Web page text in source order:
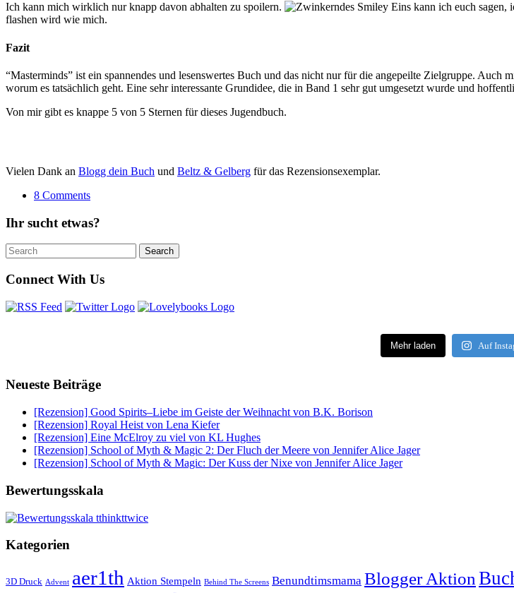
Ich kann mich wirklich nur knapp davon abhalten zu spoilern.
Eins kann ich euch sagen,
flashen wird wie mich.
Fazit
“Masterminds” ist ein spannendes und lesenswertes Buch und das nicht nur für die angepeilte Zielgruppe. Auch
worum es tatsächlich geht. Eine sehr interessante Grundidee, die in Band 1 sehr gut umgesetzt wurde und
Von mir gibt es knappe 5 von 5 Sternen für dieses Jugendbuch.
Vielen Dank an Blogg dein Buch und Beltz & Gelberg für das Rezensionsexemplar.
8 Comments
Ihr sucht etwas?
Search
for:
Search
Connect With Us
Mehr laden Auf
Neueste Beiträge
[Rezension] Good Spirits–Liebe im Geiste der Weihnacht von B.K. Borison
[Rezension] Royal Heist von Lena Kiefer
[Rezension] Eine McElroy zu viel von KL Hughes
[Rezension] School of Myth & Magic 2: Der Fluch der Meere von Jennifer Alice Jager
[Rezension] School of Myth & Magic: Der Kuss der Nixe von Jennifer Alice Jager
Bewertungsskala
Kategorien
3D Druck Advent aer1th Aktion Stempeln Behind The Screens Benundtimsmama Blogger Aktion